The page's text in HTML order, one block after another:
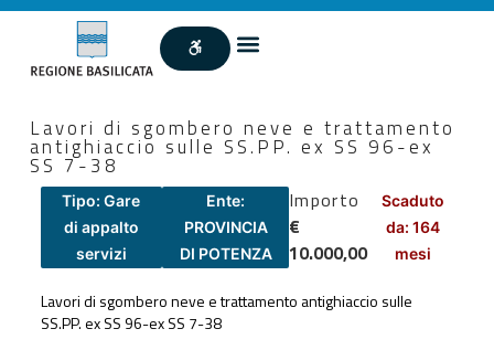
Lavori di sgombero neve e trattamento
antighiaccio sulle SS.PP. ex SS 96-ex
SS 7-38
Tipo: Gare
di appalto
servizi
Ente:
PROVINCIA
DI POTENZA
Importo
€
10.000,00
Scaduto
da: 164
mesi
Lavori di sgombero neve e trattamento antighiaccio sulle
SS.PP. ex SS 96-ex SS 7-38